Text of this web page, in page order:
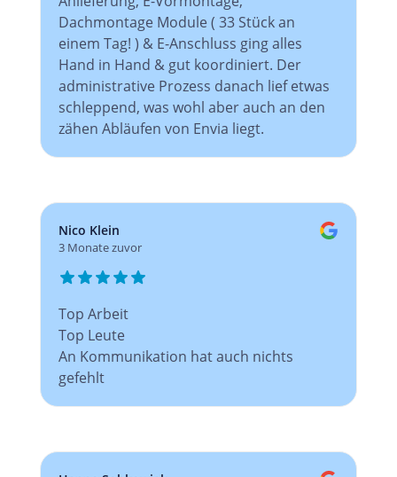
Dachmontage Module ( 33 Stück an
einem Tag! ) & E-Anschluss ging alles
Hand in Hand & gut koordiniert. Der
administrative Prozess danach lief etwas
schleppend, was wohl aber auch an den
zähen Abläufen von Envia liegt.
Nico Klein
3 Monate zuvor
Top Arbeit
Top Leute
An Kommunikation hat auch nichts
gefehlt